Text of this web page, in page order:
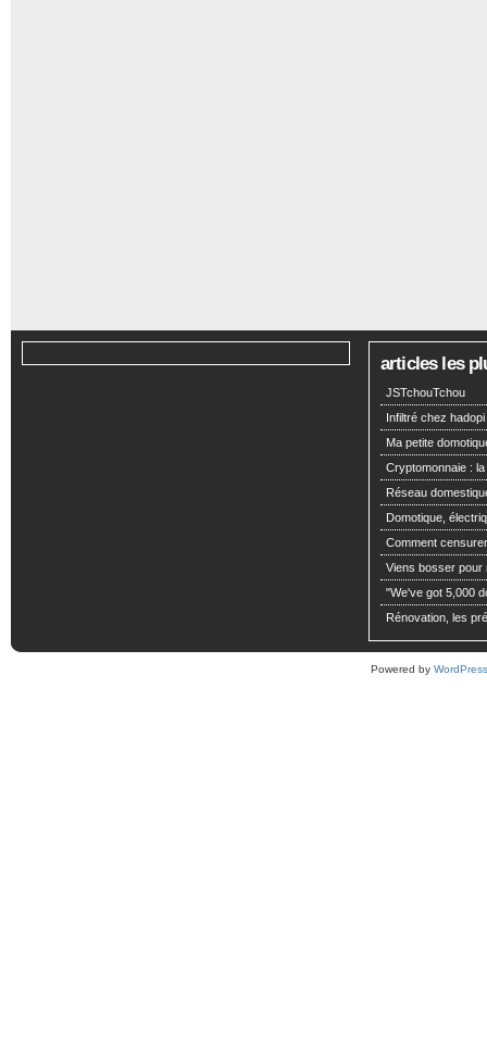
articles les
JSTchouTchou
Infiltré chez hadopi
Ma petite
Cryptomonnaie :
Réseau
Domotique,
Comment
Viens bosser pour
"We've got 5,000
Rénovation, les
Powered by WordPress